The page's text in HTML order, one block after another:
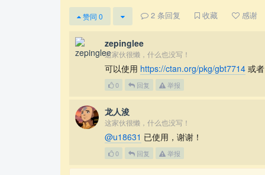
赞同 0 2 条回复 收藏 感谢
zepinglee
这家伙很懒，什么也没写！
可以使用 https://ctan.org/pkg/gbt7714 或者
0 回复 举报
龙人浚
这家伙很懒，什么也没写！
@u18631 已使用，谢谢！
0 回复 举报